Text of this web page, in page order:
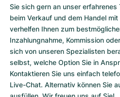
Sie sich gern an unser
beim Verkauf und dem Handel
verhelfen Ihnen zum
Inzahlungnahme, Kommission
sich von unseren Spezialisten
selbst, welche Option Sie in
Kontaktieren Sie uns einfach
Live-Chat. Alternativ können Sie